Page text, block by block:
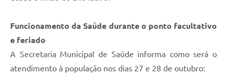
Funcionamento da Saúde durante o ponto facultativo
e feriado
A Secretaria Municipal de Saúde informa como será o
atendimento à população nos dias 27 e 28 de outubro: